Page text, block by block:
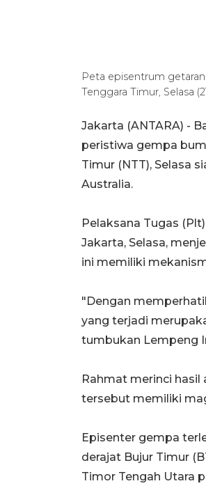
Peta episentrum
Tenggara Timur, Selasa
Jakarta (ANTARA) -
peristiwa gempa
Timur (NTT), Selasa
Australia.
Pelaksana Tugas
Jakarta, Selasa,
ini memiliki
"Dengan
yang terjadi
tumbukan Lempeng
Rahmat merinci
tersebut memiliki
Episenter gempa
derajat Bujur Timur
Timor Tengah Utara